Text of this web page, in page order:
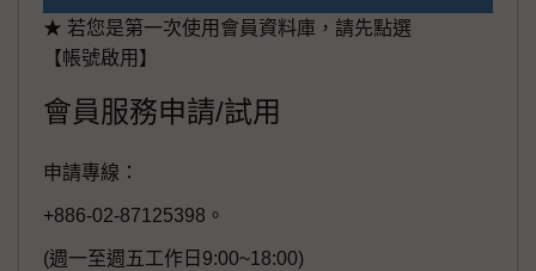
★ 若您是第一次使用會員資料庫，請先點選
【帳號啟用】
會員服務申請/試用
申請專線：
+886-02-87125398。
(週一至週五工作日9:00~18:00)